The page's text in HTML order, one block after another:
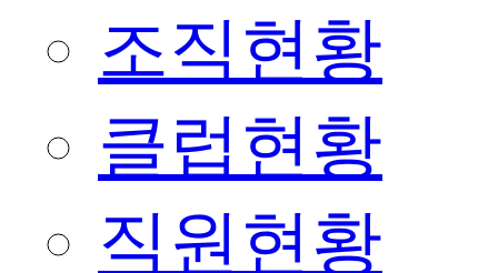
조직현황
클럽현황
직원현황